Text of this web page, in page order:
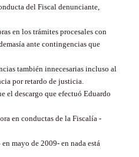
del Fiscal denunciante,
en los trámites procesales con
ante contingencias que
también innecesarias incluso al
por retardo de justicia.
el descargo que efectuó Eduardo
en conductas de la Fiscalía -
mayo de 2009- en nada está